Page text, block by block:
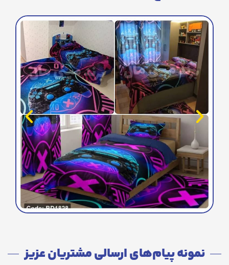
نمونه پیام‌های ارسالی مشتریان عزیز